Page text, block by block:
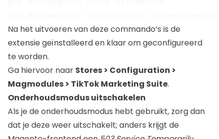
Na het uitvoeren van deze commando’s is de
extensie geïnstalleerd en klaar om geconfigureerd
te worden.
Ga hiervoor naar Stores > Configuration >
Magmodules > TikTok Marketing Suite.
Onderhoudsmodus uitschakelen
Als je de onderhoudsmodus hebt gebruikt, zorg dan
dat je deze weer uitschakelt; anders krijgt de